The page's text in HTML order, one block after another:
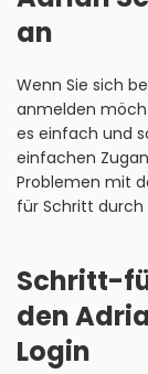
an
Wenn Sie sich
anmelden
es einfach und
einfachen
Problemen mit
für Schritt durch
Schritt-
den
Login